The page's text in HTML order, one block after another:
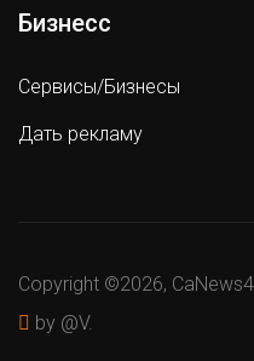
Бизнесс
Сервисы/Бизнесы
Дать рекламу
Copyright ©2026,
by @V.